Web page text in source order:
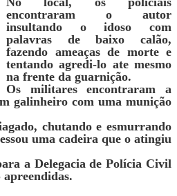
encontraram o autor
insultando o idoso com
palavras de baixo calão,
fazendo ameaças de morte e
tentando agredi-lo ate mesmo
na frente da guarnição.
Os militares encontraram a
galinheiro com uma munição
chutando e esmurrando
uma cadeira que o atingiu
a Delegacia de Polícia Civil